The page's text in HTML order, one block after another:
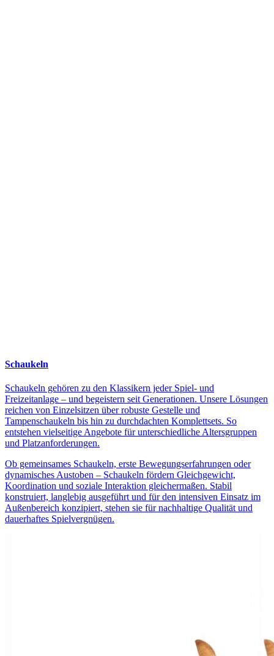
Schaukeln
Schaukeln gehören zu den Klassikern jeder Spiel- und
Freizeitanlage – und begeistern seit Generationen. Unsere Lösungen
reichen von Einzelsitzen über robuste Gestelle und
Tampenschaukeln bis hin zu durchdachten Komplettsets. So
entstehen vielseitige Angebote für unterschiedliche Altersgruppen
und Platzanforderungen.
Ob gemeinsames Schaukeln, erste Bewegungserfahrungen oder
dynamisches Austoben – Schaukeln fördern Gleichgewicht,
Koordination und soziale Interaktion gleichermaßen. Stabil
konstruiert, langlebig ausgeführt und für den intensiven Einsatz im
Außenbereich konzipiert, stehen sie für nachhaltige Qualität und
dauerhaftes Spielvergnügen.